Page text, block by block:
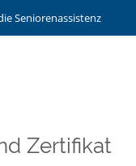
Seniorenassistenz
Zertifikat